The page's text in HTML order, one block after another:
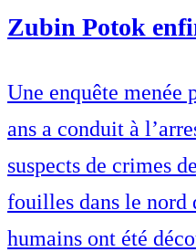
Zubin Potok
Une enquête menée
ans a conduit à
suspects de crimes
fouilles dans le nord
humains ont été